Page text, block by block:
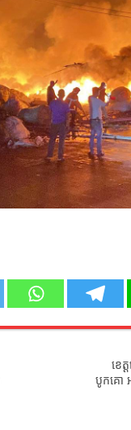
ខេ
បូកគោ អ